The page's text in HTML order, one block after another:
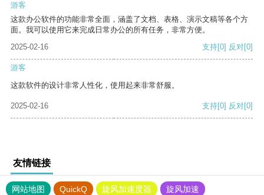
游客
这款办公软件的功能非常全面，涵盖了文档、表格、演示文稿等各个方
面。我可以使用它来完成日常办公的所有任务，非常方便。
2025-02-16
支持[0] 反对[0]
游客
这款软件的设计非常人性化，使用起来非常舒服。
2025-02-16 支持[0] 反对[0]
友情链接
网站地图 QuickQ 旋风加速度器 旋风加速